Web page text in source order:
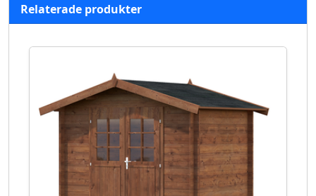
Relaterade produkter